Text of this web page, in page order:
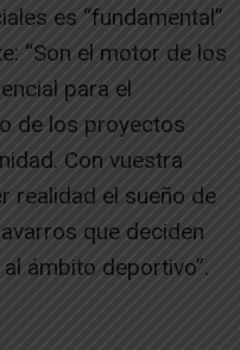
es “fundamental”
“Son el motor de los
para el
de los proyectos
Con vuestra
realidad el sueño de
que deciden
ámbito deportivo”.